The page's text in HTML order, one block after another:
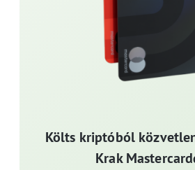
Költs kriptóból
Krak